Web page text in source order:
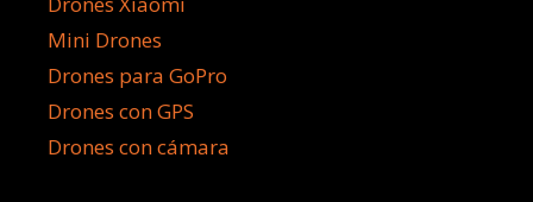
Mini Drones
Drones para GoPro
Drones con GPS
Drones con cámara